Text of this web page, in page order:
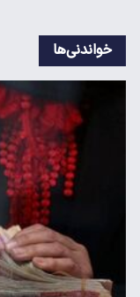
خواندنی‌ها